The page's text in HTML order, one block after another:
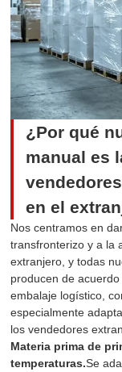
¿Por qué
manual es
en el
Nos centramos en
transfronterizo y a la
extranjero, y todas
producen de
embalaje logístico,
especialmente
los vendedores
Materia prima de
temperaturas.Se